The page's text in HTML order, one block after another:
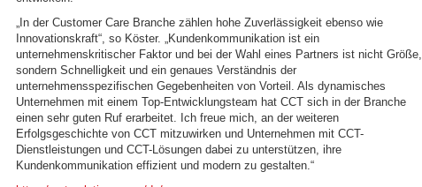
„In der Customer Care Branche zählen hohe Zuverlässigkeit ebenso wie
Innovationskraft“, so Köster. „Kundenkommunikation ist ein
unternehmenskritischer Faktor und bei der Wahl eines Partners ist nicht Größe,
sondern Schnelligkeit und ein genaues Verständnis der
unternehmensspezifischen Gegebenheiten von Vorteil. Als dynamisches
Unternehmen mit einem Top-Entwicklungsteam hat CCT sich in der Branche
einen sehr guten Ruf erarbeitet. Ich freue mich, an der weiteren
Erfolgsgeschichte von CCT mitzuwirken und Unternehmen mit CCT-
Dienstleistungen und CCT-Lösungen dabei zu unterstützen, ihre
Kundenkommunikation effizient und modern zu gestalten.“